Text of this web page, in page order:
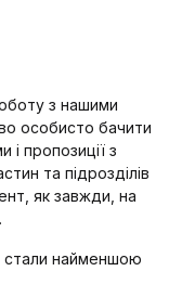
з нашими
особисто бачити
і пропозиції з
та підрозділів
як завжди, на
стали найменшою